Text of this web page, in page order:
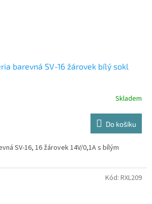
barevná SV-16 žárovek bílý sokl
Skladem
Do košíku
SV-16, 16 žárovek 14V/0,1A s bílým
Kód: RXL209